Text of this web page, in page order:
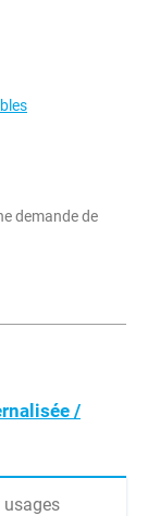
demande de
/
usages